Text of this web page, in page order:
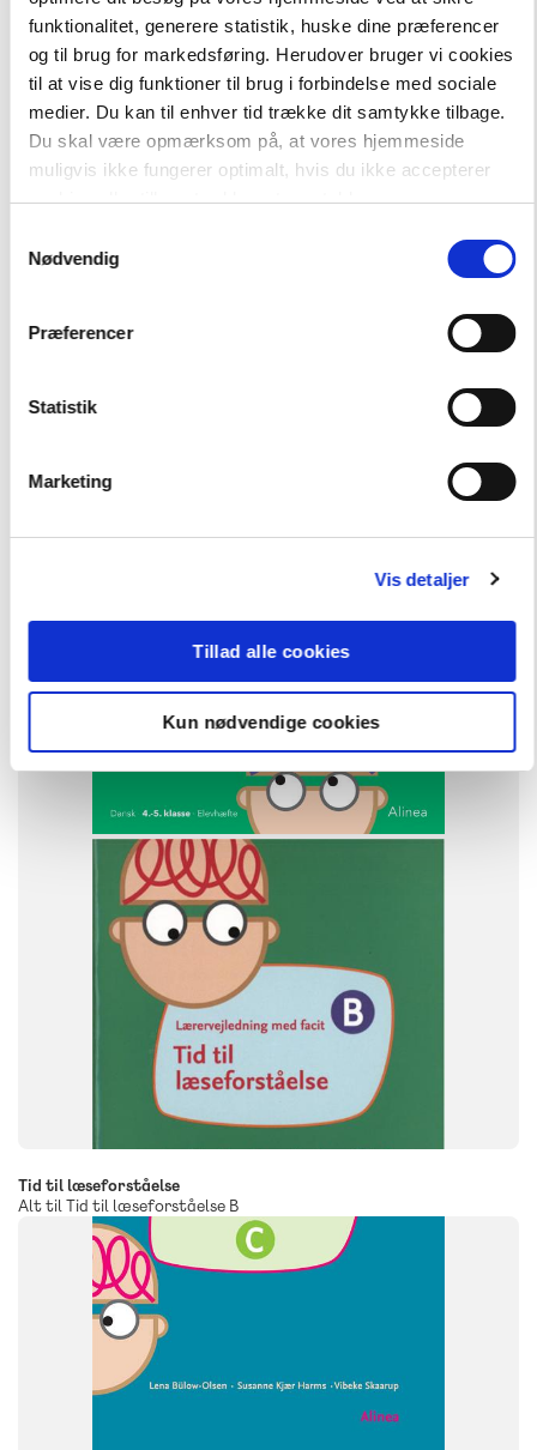
funktionalitet, generere statistik, huske dine præferencer
og til brug for markedsføring. Herudover bruger vi cookies
til at vise dig funktioner til brug i forbindelse med sociale
medier. Du kan til enhver tid trække dit samtykke tilbage.
Du skal være opmærksom på, at vores hjemmeside
muligvis ikke fungerer optimalt, hvis du ikke accepterer
cookies eller tilbagetrækker et samtykke.
Nødvendig
Præferencer
Statistik
Marketing
Vis detaljer
Tillad alle cookies
Kun nødvendige cookies
- +
Træningsbanden
31,00 kr.
Andre har også købt
Tid til læseforståelse
Alt til Tid til læseforståelse B